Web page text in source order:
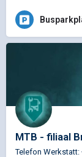
MTB - filiaal
Telefon Werkstatt: